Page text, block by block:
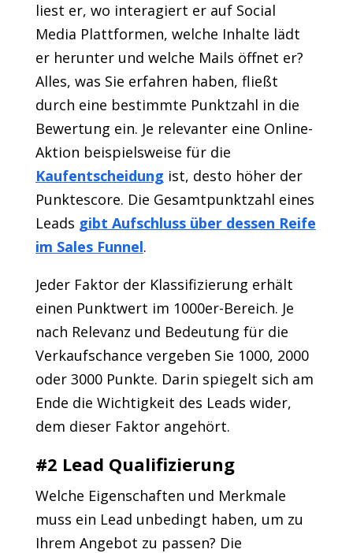
liest er, wo interagiert er auf Social
Media Plattformen, welche Inhalte lädt
er herunter und welche Mails öffnet er?
Alles, was Sie erfahren haben, fließt
durch eine bestimmte Punktzahl in die
Bewertung ein. Je relevanter eine Online-
Aktion beispielsweise für die
Kaufentscheidung ist, desto höher der
Punktescore. Die Gesamtpunktzahl eines
Leads gibt Aufschluss über dessen Reife
im Sales Funnel.
Jeder Faktor der Klassifizierung erhält
einen Punktwert im 1000er-Bereich. Je
nach Relevanz und Bedeutung für die
Verkaufschance vergeben Sie 1000, 2000
oder 3000 Punkte. Darin spiegelt sich am
Ende die Wichtigkeit des Leads wider,
dem dieser Faktor angehört.
#2 Lead Qualifizierung
Welche Eigenschaften und Merkmale
muss ein Lead unbedingt haben, um zu
Ihrem Angebot zu passen? Die